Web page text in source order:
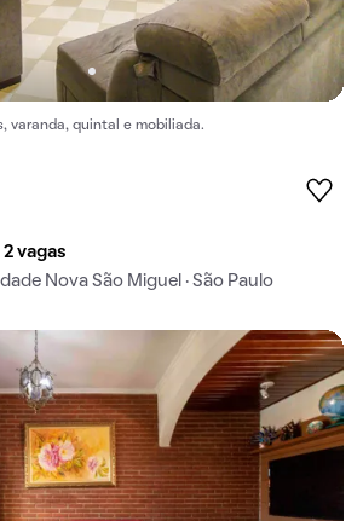
varanda, quintal e mobiliada.
2 vagas
Nova São Miguel · São Paulo